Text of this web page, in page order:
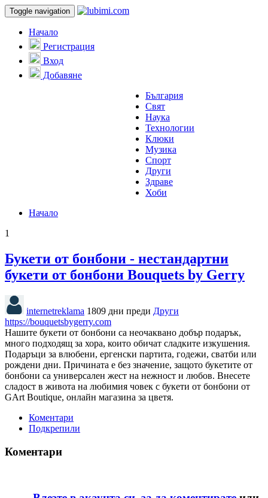
Toggle navigation
Начало
Регистрация
Вход
Добавяне
България
Свят
Наука
Технологии
Клюки
Музика
Спорт
Други
Здраве
Хоби
Начало
1
Букети от бонбони - нестандартни
букети от бонбони Bouquets by Gerry
internetreklama 1809 дни преди Други
https://bouquetsbygerry.com
Нашите букети от бонбони са неочаквано добър подарък,
много подходящ за хора, които обичат сладките изкушения.
Подаръци за влюбени, ергенски партита, годежи, сватби или
рождени дни. Причината е без значение, защото букетите от
бонбони са универсален жест на нежност и любов. Внесете
сладост в живота на любимия човек с букети от бонбони от
GArt Boutique, онлайн магазина за цветя.
Коментари
Подкрепили
Коментари